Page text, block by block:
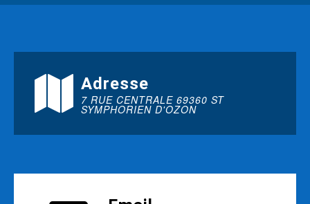
Adresse
7 RUE CENTRALE 69360 ST
SYMPHORIEN D'OZON